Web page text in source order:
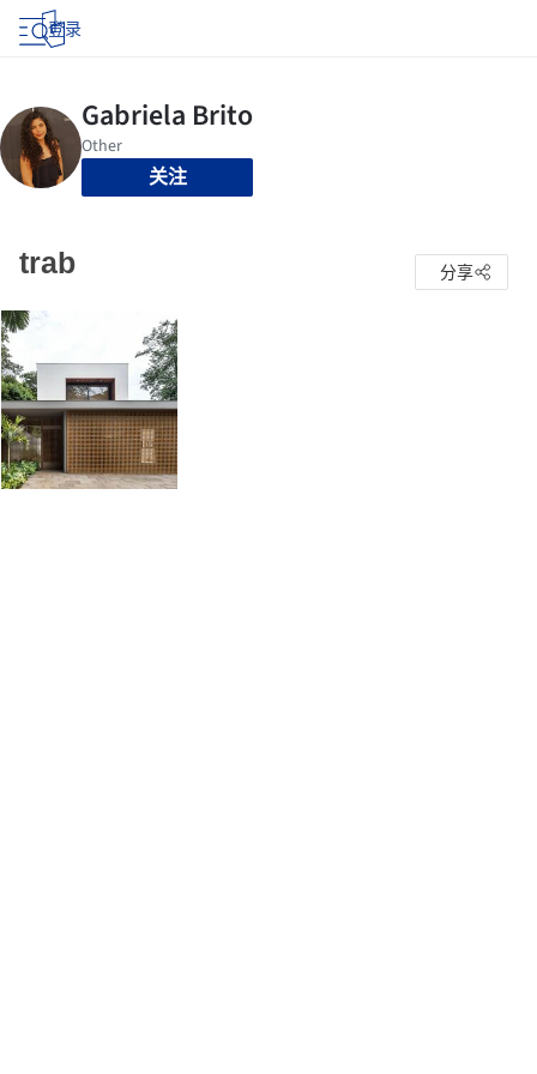
登录
关注
trab 分享